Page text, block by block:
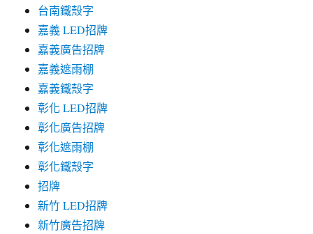
台南鐵殼字
嘉義 LED招牌
嘉義廣告招牌
嘉義遮雨棚
嘉義鐵殼字
彰化 LED招牌
彰化廣告招牌
彰化遮雨棚
彰化鐵殼字
招牌
新竹 LED招牌
新竹廣告招牌